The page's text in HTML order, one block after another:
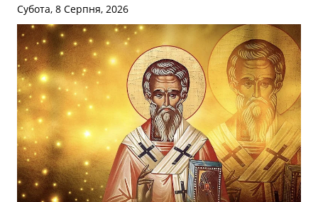
Субота, 8 Серпня, 2026